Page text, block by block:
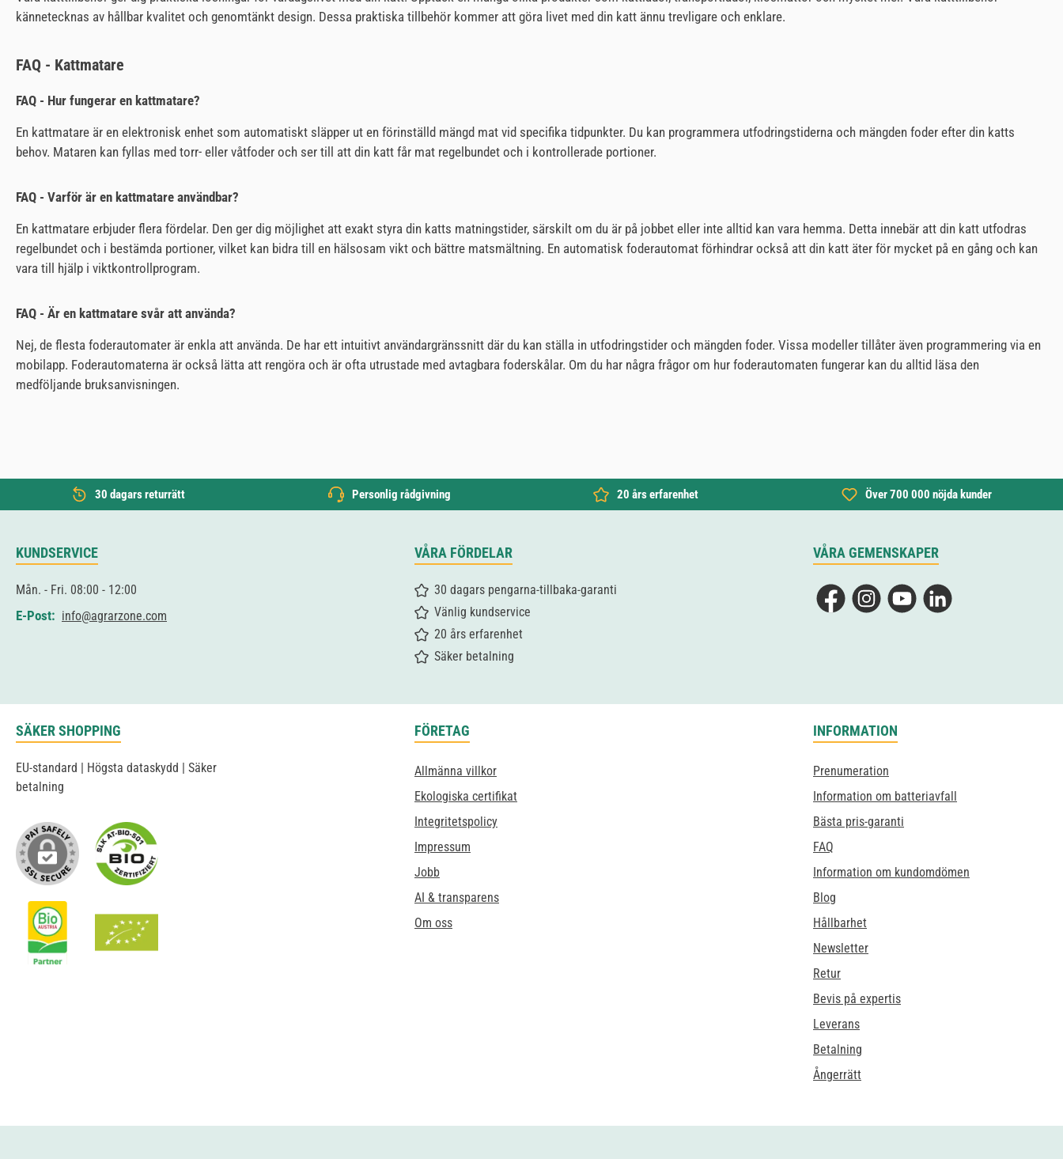
kännetecknas av hållbar kvalitet och genomtänkt design. Dessa praktiska tillbehör kommer att göra livet med din katt ännu trevligare och enklare.
FAQ - Kattmatare
FAQ - Hur fungerar en kattmatare?
En kattmatare är en elektronisk enhet som automatiskt släpper ut en förinställd mängd mat vid specifika tidpunkter. Du kan programmera utfodringstiderna och mängden foder efter din katts
behov. Mataren kan fyllas med torr- eller våtfoder och ser till att din katt får mat regelbundet och i kontrollerade portioner.
FAQ - Varför är en kattmatare användbar?
En kattmatare erbjuder flera fördelar. Den ger dig möjlighet att exakt styra din katts matningstider, särskilt om du är på jobbet eller inte alltid kan vara hemma. Detta innebär att din katt utfodras
regelbundet och i bestämda portioner, vilket kan bidra till en hälsosam vikt och bättre matsmältning. En automatisk foderautomat förhindrar också att din katt äter för mycket på en gång och kan
vara till hjälp i viktkontrollprogram.
FAQ - Är en kattmatare svår att använda?
Nej, de flesta foderautomater är enkla att använda. De har ett intuitivt användargränssnitt där du kan ställa in utfodringstider och mängden foder. Vissa modeller tillåter även programmering via en
mobilapp. Foderautomaterna är också lätta att rengöra och är ofta utrustade med avtagbara foderskålar. Om du har några frågor om hur foderautomaten fungerar kan du alltid läsa den
medföljande bruksanvisningen.
30 dagars returrätt Personlig rådgivning 20 års erfarenhet Över 700 000 nöjda kunder
KUNDSERVICE
Mån. - Fri. 08:00 - 12:00
E-Post: info@agrarzone.com
VÅRA FÖRDELAR
30 dagars pengarna-tillbaka-garanti
Vänlig kundservice
20 års erfarenhet
Säker betalning
VÅRA GEMENSKAPER
FacebookInstagramYouTubeLinkedIn
SÄKER SHOPPING
EU-standard | Högsta dataskydd | Säker
betalning
FÖRETAG
Allmänna villkor
Ekologiska certifikat
Integritetspolicy
Impressum
Jobb
AI & transparens
Om oss
INFORMATION
Prenumeration
Information om batteriavfall
Bästa pris-garanti
FAQ
Information om kundomdömen
Blog
Hållbarhet
Newsletter
Retur
Bevis på expertis
Leverans
Betalning
Ångerrätt